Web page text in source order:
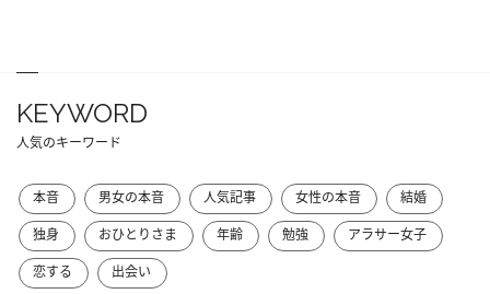
KEYWORD
人気のキーワード
本音 男女の本音 人気記事 女性の本音
結婚
独身
おひとりさま 年齢 勉強
アラサー女子
恋する
出会い